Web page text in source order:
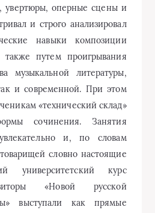
увертюры, оперные сцены и
и строго анализировал
навыки композиции
также путем проигрывания
музыкальной литературы,
и современной. При этом
«технический склад»
сочинения. Занятия
и, по словам
словно настоящие
университетский курс
«Новой русской
выступали как прямые